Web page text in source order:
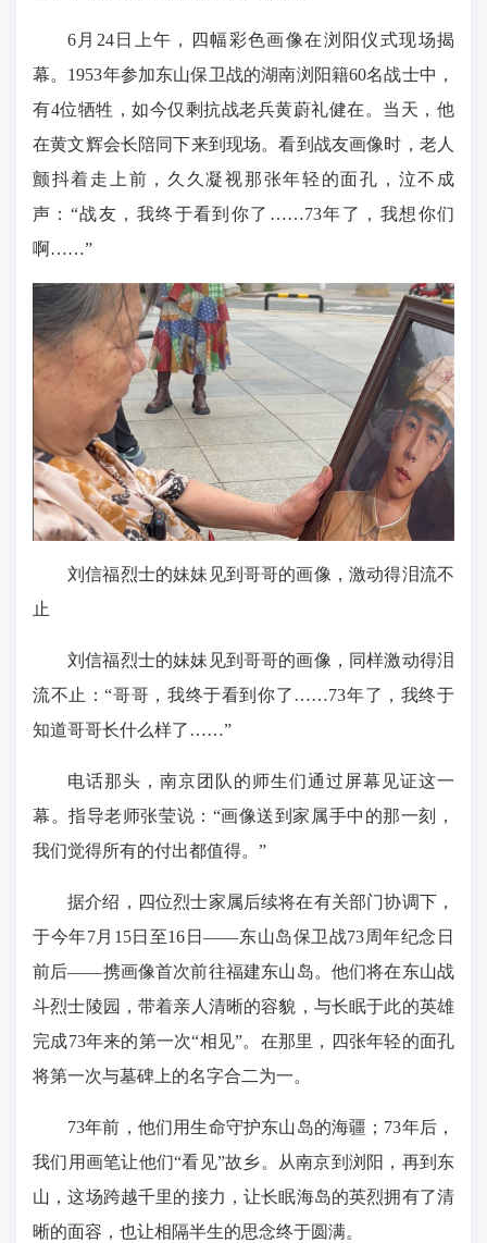
6月24日上午，四幅彩色画像在浏阳仪式现场揭
幕。1953年参加东山保卫战的湖南浏阳籍60名战士中，
有4位牺牲，如今仅剩抗战老兵黄蔚礼健在。当天，他
在黄文辉会长陪同下来到现场。看到战友画像时，老人
颤抖着走上前，久久凝视那张年轻的面孔，泣不成
声：“战友，我终于看到你了……73年了，我想你们
啊……”
刘信福烈士的妹妹见到哥哥的画像，激动得泪流不
止
刘信福烈士的妹妹见到哥哥的画像，同样激动得泪
流不止：“哥哥，我终于看到你了……73年了，我终于
知道哥哥长什么样了……”
电话那头，南京团队的师生们通过屏幕见证这一
幕。指导老师张莹说：“画像送到家属手中的那一刻，
我们觉得所有的付出都值得。”
据介绍，四位烈士家属后续将在有关部门协调下，
于今年7月15日至16日——东山岛保卫战73周年纪念日
前后——携画像首次前往福建东山岛。他们将在东山战
斗烈士陵园，带着亲人清晰的容貌，与长眠于此的英雄
完成73年来的第一次“相见”。在那里，四张年轻的面孔
将第一次与墓碑上的名字合二为一。
73年前，他们用生命守护东山岛的海疆；73年后，
我们用画笔让他们“看见”故乡。从南京到浏阳，再到东
山，这场跨越千里的接力，让长眠海岛的英烈拥有了清
晰的面容，也让相隔半生的思念终于圆满。